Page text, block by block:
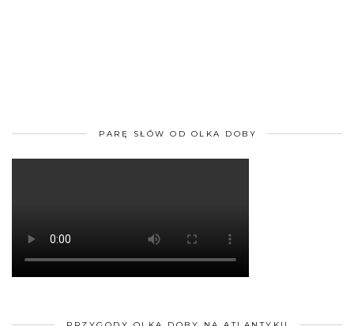
PARĘ SŁÓW OD OLKA DOBY